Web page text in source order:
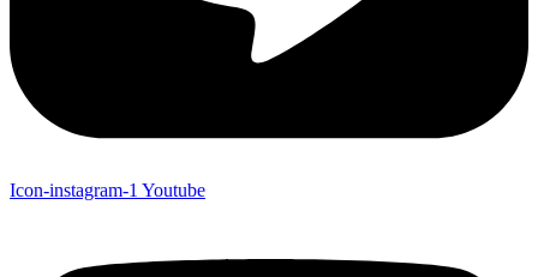
Icon-instagram-1 Youtube